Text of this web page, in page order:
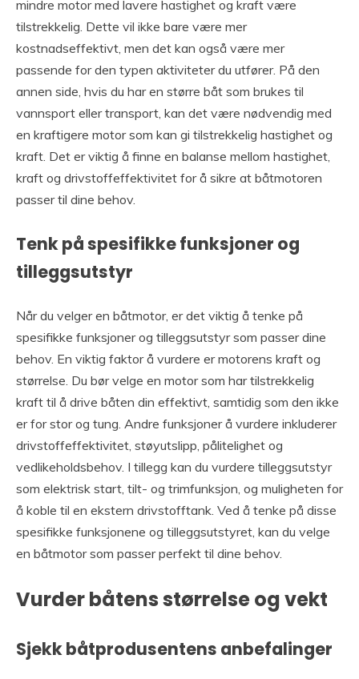
mindre motor med lavere hastighet og kraft være
tilstrekkelig. Dette vil ikke bare være mer
kostnadseffektivt, men det kan også være mer
passende for den typen aktiviteter du utfører. På den
annen side, hvis du har en større båt som brukes til
vannsport eller transport, kan det være nødvendig med
en kraftigere motor som kan gi tilstrekkelig hastighet og
kraft. Det er viktig å finne en balanse mellom hastighet,
kraft og drivstoffeffektivitet for å sikre at båtmotoren
passer til dine behov.
Tenk på spesifikke funksjoner og
tilleggsutstyr
Når du velger en båtmotor, er det viktig å tenke på
spesifikke funksjoner og tilleggsutstyr som passer dine
behov. En viktig faktor å vurdere er motorens kraft og
størrelse. Du bør velge en motor som har tilstrekkelig
kraft til å drive båten din effektivt, samtidig som den ikke
er for stor og tung. Andre funksjoner å vurdere inkluderer
drivstoffeffektivitet, støyutslipp, pålitelighet og
vedlikeholdsbehov. I tillegg kan du vurdere tilleggsutstyr
som elektrisk start, tilt- og trimfunksjon, og muligheten for
å koble til en ekstern drivstofftank. Ved å tenke på disse
spesifikke funksjonene og tilleggsutstyret, kan du velge
en båtmotor som passer perfekt til dine behov.
Vurder båtens størrelse og vekt
Sjekk båtprodusentens anbefalinger